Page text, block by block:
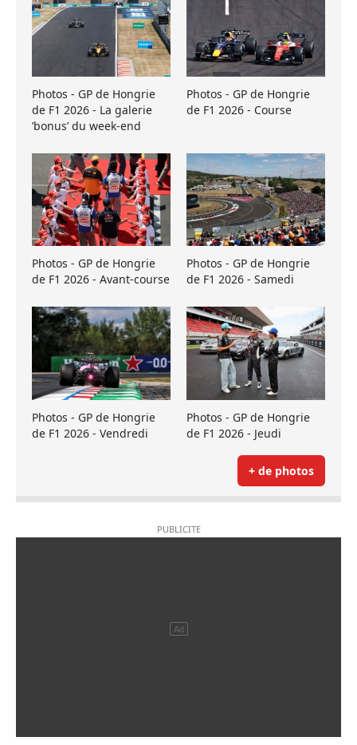
Photos - GP de Hongrie
de F1 2026 - La galerie
’bonus’ du week-end
Photos - GP de Hongrie
de F1 2026 - Course
Photos - GP de Hongrie
de F1 2026 - Avant-course
Photos - GP de Hongrie
de F1 2026 - Samedi
Photos - GP de Hongrie
de F1 2026 - Vendredi
Photos - GP de Hongrie
de F1 2026 - Jeudi
+ de photos